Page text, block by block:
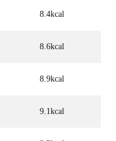
8.4kcal
8.6kcal
8.9kcal
9.1kcal